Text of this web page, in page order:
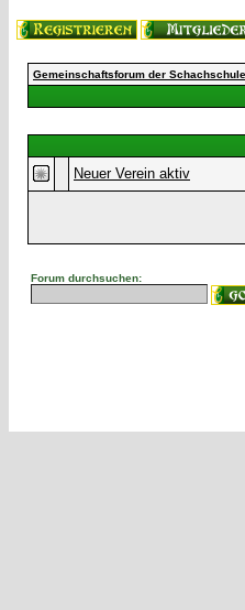
Gemeinschaftsforum der
Neuer Verein aktiv
Forum durchsuchen: